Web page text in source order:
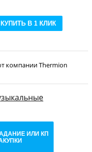
КУПИТЬ В 1 КЛИК
компании Thermion
ИЛИ КП